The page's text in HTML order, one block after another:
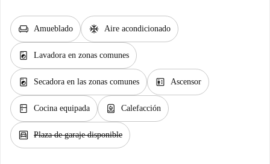
chair Amueblado ac_unit Aire acondicionado
local_laundry_service Lavadora en zonas comunes
local_laundry_service Secadora en las zonas comunes elevator Ascensor
kitchen Cocina equipada water_heater Calefacción
garage Plaza de garaje disponible